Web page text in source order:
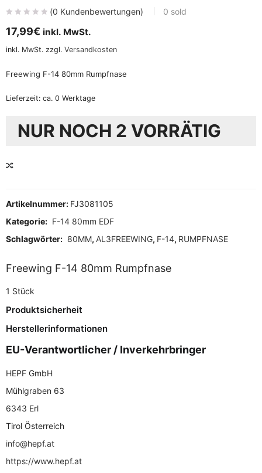
(0 Kundenbewertungen) 0 sold
17,99€ inkl. MwSt.
inkl. MwSt. zzgl. Versandkosten
Freewing F-14 80mm Rumpfnase
Lieferzeit: ca. 0 Werktage
NUR NOCH 2 VORRÄTIG
Artikelnummer: FJ3081105
Kategorie: F-14 80mm EDF
Schlagwörter: 80MM, AL3FREEWING, F-14, RUMPFNASE
Freewing F-14 80mm Rumpfnase
1 Stück
Produktsicherheit
Herstellerinformationen
EU-Verantwortlicher / Inverkehrbringer
HEPF GmbH
Mühlgraben 63
6343 Erl
Tirol Österreich
info@hepf.at
https://www.hepf.at